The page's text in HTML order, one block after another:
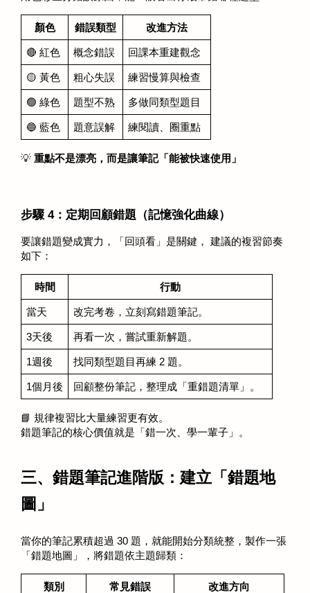
顏色 錯誤類型 改進方法
🔴 紅色 概念錯誤 回課本重建觀念
🟡 黃色 粗心失誤 練習慢算與檢查
🟢 綠色 題型不熟 多做同類型題目
🔵 藍色 題意誤解 練閱讀、圈重點
💡 重點不是漂亮，而是讓筆記「能被快速使用」
步驟 4：定期回顧錯題（記憶強化曲線）
要讓錯題變成實力，「回頭看」是關鍵， 建議的複習節奏
如下：
時間 行動
當天 改完考卷，立刻寫錯題筆記。
3天後 再看一次，嘗試重新解題。
1週後 找同類型題目再練 2 題。
1個月後 回顧整份筆記，整理成「重錯題清單」。
📘 規律複習比大量練習更有效。
錯題筆記的核心價值就是「錯一次、學一輩子」。
三、錯題筆記進階版：建立「錯題地
圖」
當你的筆記累積超過 30 題，就能開始分類統整，製作一張
「錯題地圖」，將錯題依主題歸類：
類別 常見錯誤 改進方向